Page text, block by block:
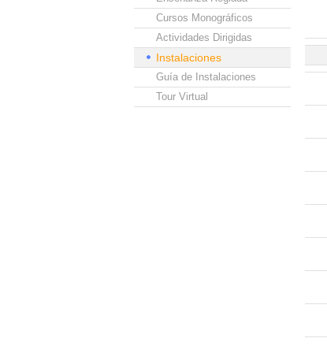
Cursos Monográficos
Actividades Dirigidas
Instalaciones
Guía de Instalaciones
Tour Virtual